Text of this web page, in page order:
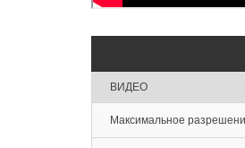
ВИДЕО
Максимальное